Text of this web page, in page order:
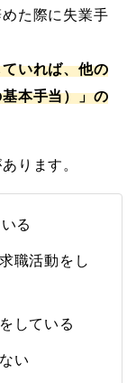
た際に失業手
いれば、他の
本手当）」の
ります。
る
職活動をし
している
い